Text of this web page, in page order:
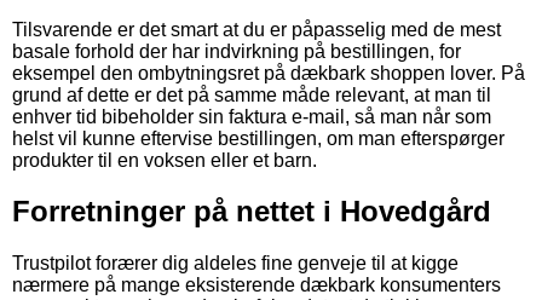
Tilsvarende er det smart at du er påpasselig med de mest
basale forhold der har indvirkning på bestillingen, for
eksempel den ombytningsret på dækbark shoppen lover. På
grund af dette er det på samme måde relevant, at man til
enhver tid bibeholder sin faktura e-mail, så man når som
helst vil kunne eftervise bestillingen, om man efterspørger
produkter til en voksen eller et barn.
Forretninger på nettet i Hovedgård
Trustpilot forærer dig aldeles fine genveje til at kigge
nærmere på mange eksisterende dækbark konsumenters